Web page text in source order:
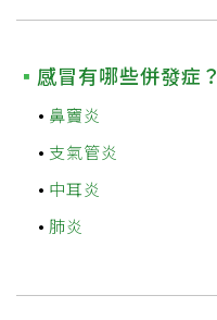
感冒有哪些併發症？
鼻竇炎
支氣管炎
中耳炎
肺炎